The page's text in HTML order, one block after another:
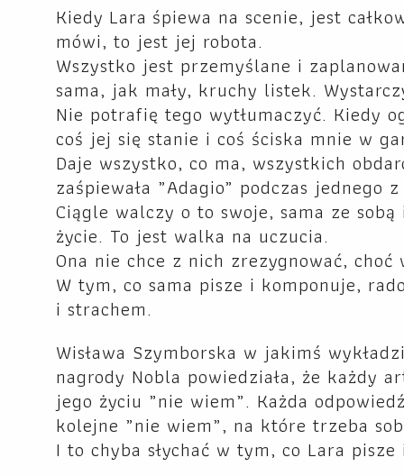
Kiedy Lara śpiewa na scenie, jest
mówi, to jest jej robota.
Wszystko jest przemyślane i
sama, jak mały, kruchy listek.
Nie potrafię tego wytłumaczyć. Kiedy
coś jej się stanie i coś ściska mnie w
Daje wszystko, co ma, wszystkich
zaśpiewała „Adagio” podczas
Ciągle walczy o to swoje, sama ze
życie. To jest walka na uczucia.
Ona nie chce z nich zrezygnować,
W tym, co sama pisze i komponuje,
i strachem.
Wisława Szymborska w jakimś
nagrody Nobla powiedziała, że każdy
jego życiu „nie wiem”. Każda
kolejne „nie wiem”, na które trzeba
I to chyba słychać w tym, co Lara